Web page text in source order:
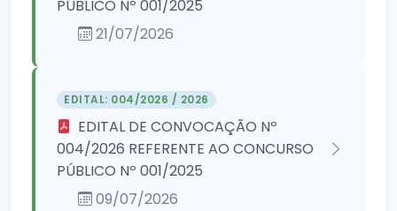
PÚBLICO Nº 001/2025
21/07/2026
EDITAL: 004/2026 / 2026
EDITAL DE CONVOCAÇÃO Nº
004/2026 REFERENTE AO CONCURSO
PÚBLICO Nº 001/2025
09/07/2026